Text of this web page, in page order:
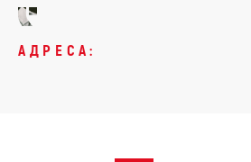
АДРЕСА: